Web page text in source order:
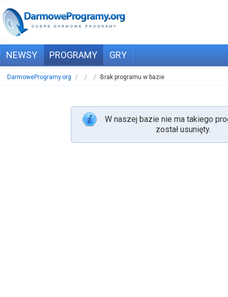
NEWSY PROGRAMY GRY
DarmoweProgramy.org / / / Brak programu w bazie
W naszej bazie nie ma takiego
został usunięty.